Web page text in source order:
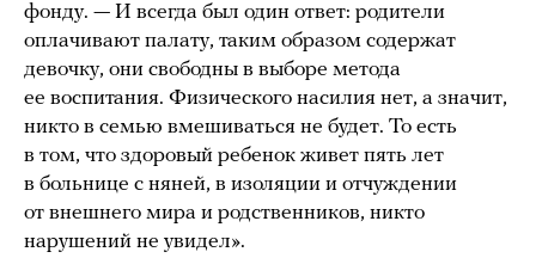
фонду. — И всегда был один ответ: родители
оплачивают палату, таким образом содержат
девочку, они свободны в выборе метода
ее воспитания. Физического насилия нет, а значит,
никто в семью вмешиваться не будет. То есть
в том, что здоровый ребенок живет пять лет
в больнице с няней, в изоляции и отчуждении
от внешнего мира и родственников, никто
нарушений не увидел».